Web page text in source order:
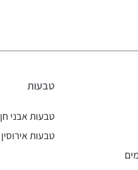
טבעות
טבעות אבני חן
טבעות אירוסין